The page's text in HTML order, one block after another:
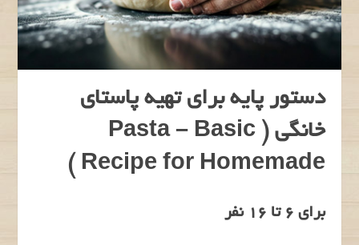
دستور پایه برای تهیه پاستای
خانگی ( Pasta – Basic
Recipe for Homemade )
برای 6 تا 16 نفر